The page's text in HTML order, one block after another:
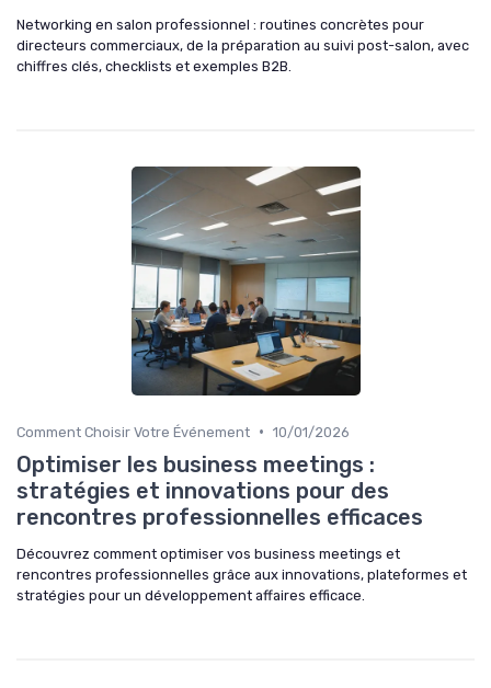
Networking en salon professionnel : routines concrètes pour
directeurs commerciaux, de la préparation au suivi post-salon, avec
chiffres clés, checklists et exemples B2B.
Comment Choisir Votre Événement • 10/01/2026
Optimiser les business meetings :
stratégies et innovations pour des
rencontres professionnelles efficaces
Découvrez comment optimiser vos business meetings et
rencontres professionnelles grâce aux innovations, plateformes et
stratégies pour un développement affaires efficace.